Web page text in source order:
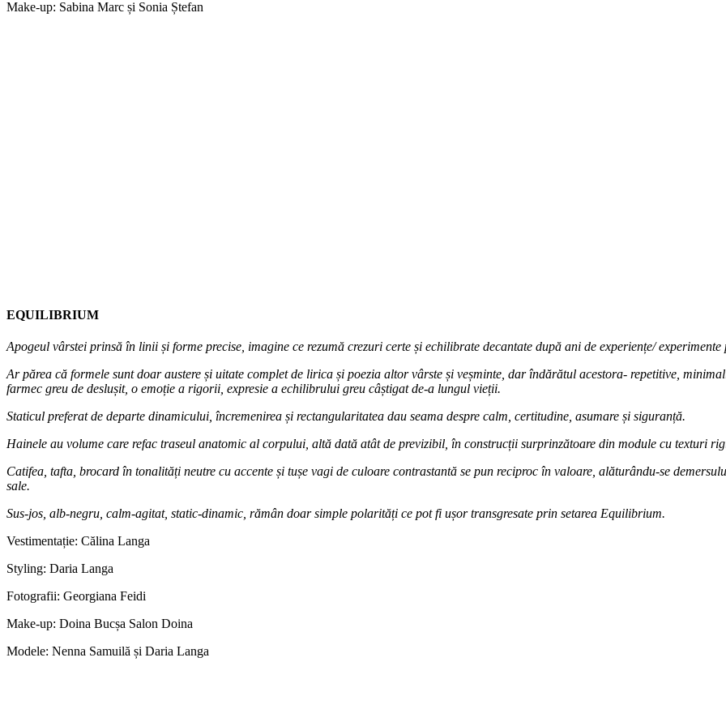
Make-up: Sabina Marc și Sonia Ștefan
EQUILIBRIUM
Apogeul vârstei prinsă în linii și forme precise, imagine ce rezumă crezuri certe și echilibrate decantate după ani de experiențe/ experimente
Ar părea că formele sunt doar austere și uitate complet de lirica și poezia altor vârste și veșminte, dar îndărătul acestora- repetitive,
farmec greu de deslușit, o emoție a rigorii, expresie a echilibrului greu câștigat de-a lungul vieții.
Staticul preferat de departe dinamicului, încremenirea și rectangularitatea dau seama despre calm, certitudine, asumare și siguranță.
Hainele au volume care refac traseul anatomic al corpului, altă dată atât de previzibil, în construcții surprinzătoare din module cu texturi
Catifea, tafta, brocard în tonalități neutre cu accente și tușe vagi de culoare contrastantă se pun reciproc în valoare, alăturându-se
sale.
Sus-jos, alb-negru, calm-agitat, static-dinamic, rămân doar simple polarități ce pot fi ușor transgresate prin setarea Equilibrium.
Vestimentație: Călina Langa
Styling: Daria Langa
Fotografii: Georgiana Feidi
Make-up: Doina Bucșa Salon Doina
Modele: Nenna Samuilă și Daria Langa